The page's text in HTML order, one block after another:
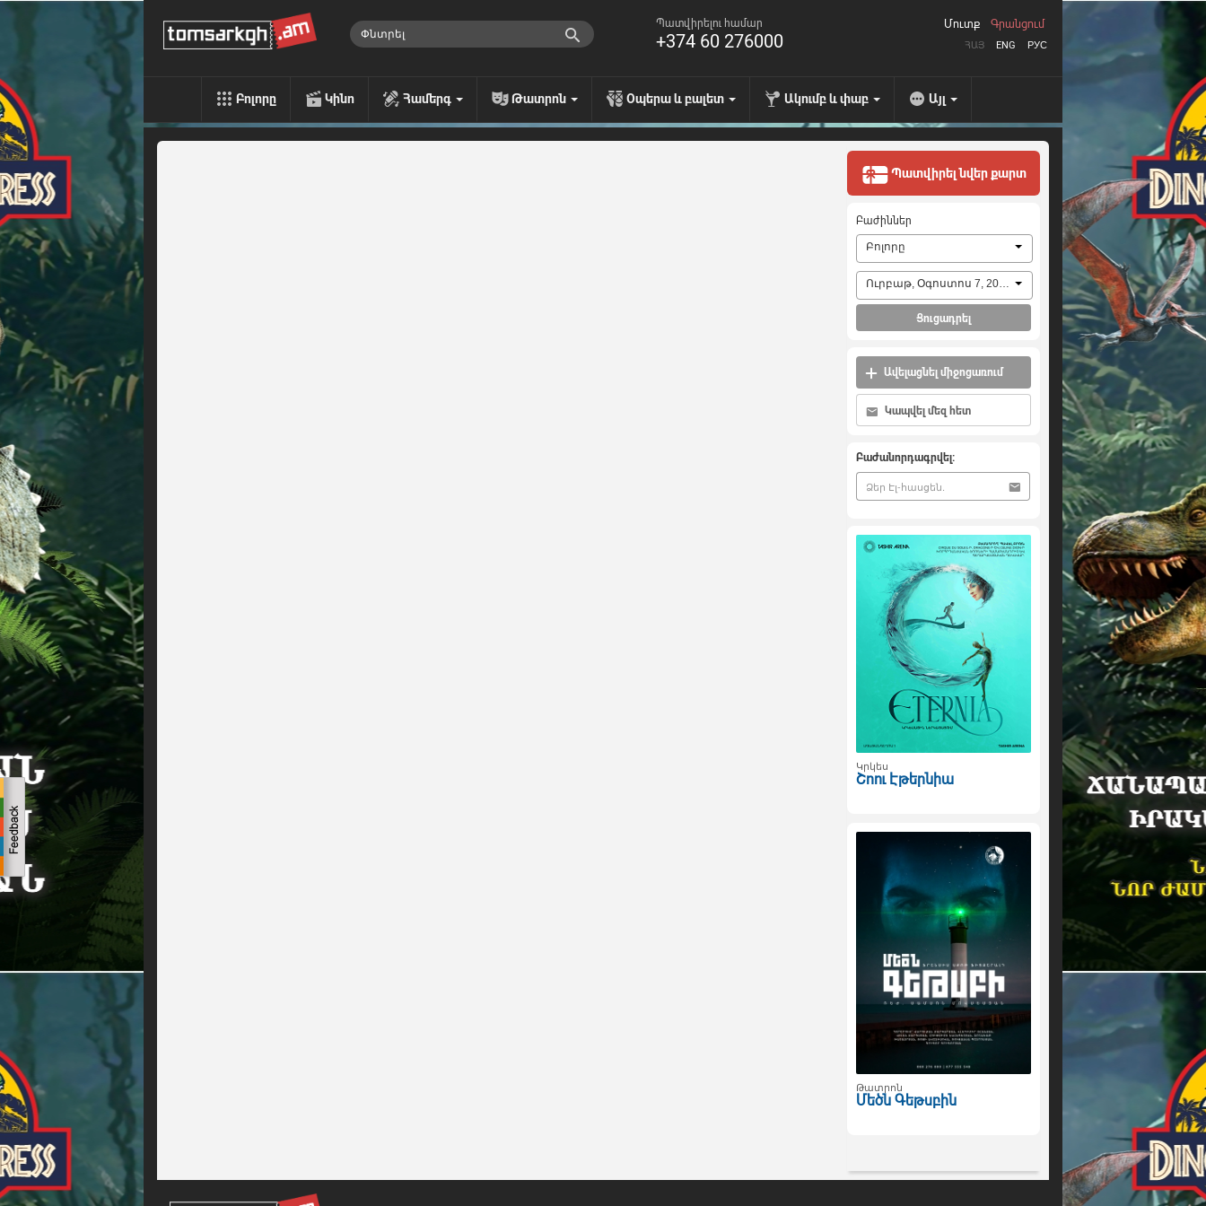
Պատվիրելու համար
+374 60 276000 ՀԱՅ ENG РУС
Մուտք Գրանցում
Բոլորը Կինո Համերգ Թատրոն Օպերա և բալետ Ակումբ և փաբ Այլ
Պատվիրել նվեր քարտ
Բաժիններ
Բոլորը
Ուրբաթ, Օգոստոս 7, 2026
Ցուցադրել
Ավելացնել միջոցառում
Կապվել մեզ հետ
Բաժանորդագրվել:
Կրկես
Շոու Էթերնիա
Թատրոն
Մեծն Գեթսբին